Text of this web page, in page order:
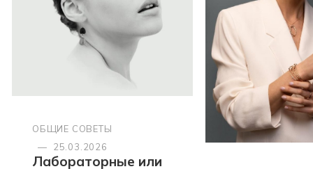
ОБЩИЕ СОВЕТЫ
—
25.03.2026
Лабораторные или